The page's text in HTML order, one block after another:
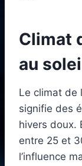
Climat
au
Le climat de
signifie des
hivers doux.
entre 25 et
l’influence